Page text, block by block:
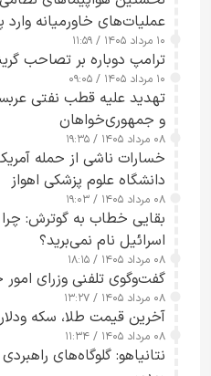
عملیات‌های خاورمیانه وارد
شدند
۱۰ مرداد ۱۴۰۵ / ۱۱:۵۹
ترامپ دوباره بر تصاحب
۱۰ مرداد ۱۴۰۵ / ۰۹:۰۵
تهدید علیه قطب نفتی
و جمهوری‌خواهان
۰۸ مرداد ۱۴۰۵ / ۱۹:۳۵
خسارات ناشی از حمله
دانشگاه علوم پزشکی اهواز
۰۸ مرداد ۱۴۰۵ / ۱۹:۰۳
بقایی خطاب به گوترش: چرا
اسرائیل نام نمی‌برید؟
۰۸ مرداد ۱۴۰۵ / ۱۸:۱۵
گفت‌وگوی تلفنی وزرای
۰۸ مرداد ۱۴۰۵ / ۱۳:۲۷
آخرین قیمت طلا، سکه ودلار8 مرداد1405
۰۸ مرداد ۱۴۰۵ / ۱۱:۳۴
نتانیاهو: گلوگاه‌های